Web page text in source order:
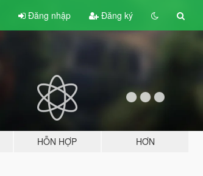
Đăng nhập Đăng ký
HỖN HỢP HƠN